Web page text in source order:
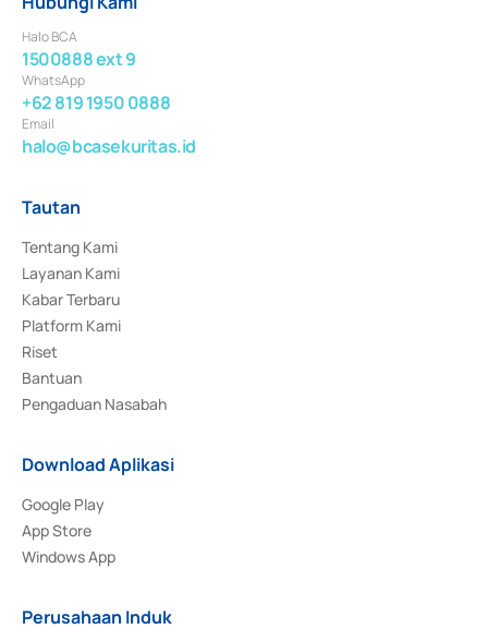
Halo BCA
1500888 ext 9
WhatsApp
+62 819 1950 0888
Email
halo@bcasekuritas.id
Tautan
Tentang Kami
Layanan Kami
Kabar Terbaru
Platform Kami
Riset
Bantuan
Pengaduan Nasabah
Download Aplikasi
Google Play
App Store
Windows App
Perusahaan Induk